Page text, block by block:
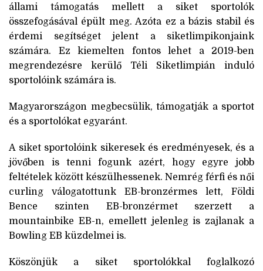
állami támogatás mellett a siket sportolók
összefogásával épült meg. Azóta ez a bázis stabil és
érdemi segítséget jelent a siketlimpikonjaink
számára. Ez kiemelten fontos lehet a 2019-ben
megrendezésre kerülő Téli Siketlimpián induló
sportolóink számára is.
Magyarországon megbecsülik, támogatják a sportot
és a sportolókat egyaránt.
A siket sportolóink sikeresek és eredményesek, és a
jövőben is tenni fogunk azért, hogy egyre jobb
feltételek között készülhessenek. Nemrég férfi és női
curling válogatottunk EB-bronzérmes lett, Földi
Bence szinten EB-bronzérmet szerzett a
mountainbike EB-n, emellett jelenleg is zajlanak a
Bowling EB küzdelmei is.
Köszönjük a siket sportolókkal foglalkozó